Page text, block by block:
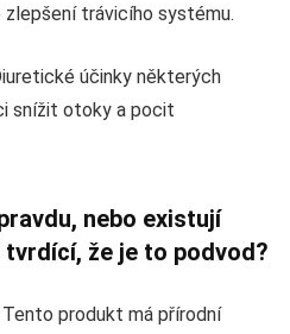
trávicího systému.
účinky některých
snížit otoky a pocit
nebo existují
že je to podvod?
produkt má přírodní